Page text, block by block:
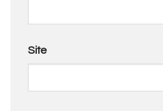
Site